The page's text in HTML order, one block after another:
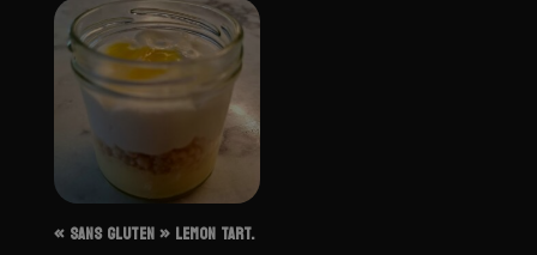
« SANS GLUTEN » LEMON TART.